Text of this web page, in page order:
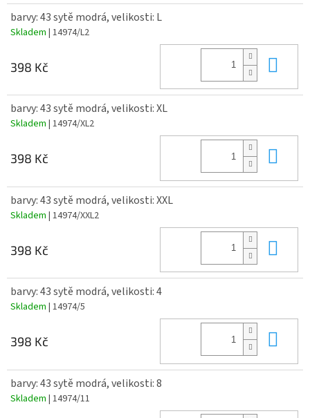
barvy: 43 sytě modrá, velikosti: L
Skladem | 14974/L2
398 Kč
barvy: 43 sytě modrá, velikosti: XL
Skladem | 14974/XL2
398 Kč
barvy: 43 sytě modrá, velikosti: XXL
Skladem | 14974/XXL2
398 Kč
barvy: 43 sytě modrá, velikosti: 4
Skladem | 14974/5
398 Kč
barvy: 43 sytě modrá, velikosti: 8
Skladem | 14974/11